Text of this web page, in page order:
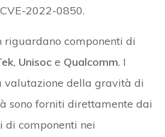
2022-0850.
riguardano componenti di
, Unisoce Qualcomm. I
valutazione della gravità di
sono forniti direttamente dai
componenti nei